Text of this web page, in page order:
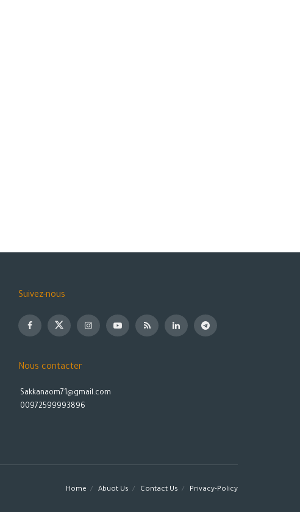
Suivez-nous
Nous contacter
Sakkanaom71@gmail.com
00972599993896
Home Abuot Us Contact Us Privacy-Policy